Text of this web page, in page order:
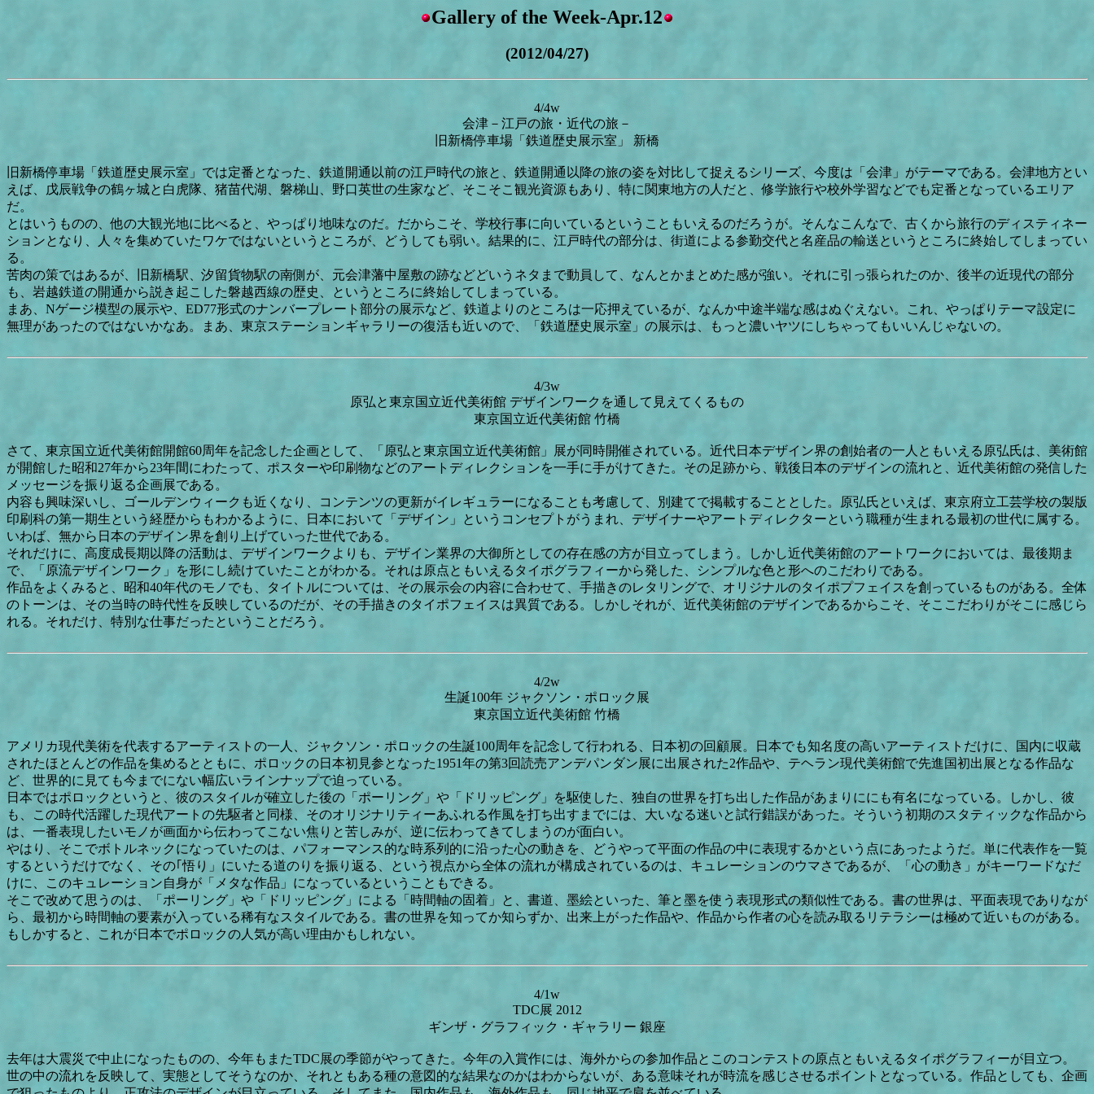
Gallery of the Week-Apr.12
(2012/04/27)
4/4w
会津－江戸の旅・近代の旅－
旧新橋停車場「鉄道歴史展示室」 新橋
旧新橋停車場「鉄道歴史展示室」では定番となった、鉄道開通以前の江戸時代の旅と、鉄道開通以降の旅の姿を対比して捉えるシリーズ、今度は「会津」がテーマである。会津地方とい
えば、戊辰戦争の鶴ヶ城と白虎隊、猪苗代湖、磐梯山、野口英世の生家など、そこそこ観光資源もあり、特に関東地方の人だと、修学旅行や校外学習などでも定番となっているエリア
だ。
とはいうものの、他の大観光地に比べると、やっぱり地味なのだ。だからこそ、学校行事に向いているということもいえるのだろうが。そんなこんなで、古くから旅行のディスティネー
ションとなり、人々を集めていたワケではないというところが、どうしても弱い。結果的に、江戸時代の部分は、街道による参勤交代と名産品の輸送というところに終始してしまってい
る。
苦肉の策ではあるが、旧新橋駅、汐留貨物駅の南側が、元会津藩中屋敷の跡などどいうネタまで動員して、なんとかまとめた感が強い。それに引っ張られたのか、後半の近現代の部分
も、岩越鉄道の開通から説き起こした磐越西線の歴史、というところに終始してしまっている。
まあ、Nゲージ模型の展示や、ED77形式のナンバープレート部分の展示など、鉄道よりのところは一応押えているが、なんか中途半端な感はぬぐえない。これ、やっぱりテーマ設定に
無理があったのではないかなあ。まあ、東京ステーションギャラリーの復活も近いので、「鉄道歴史展示室」の展示は、もっと濃いヤツにしちゃってもいいんじゃないの。
4/3w
原弘と東京国立近代美術館 デザインワークを通して見えてくるもの
東京国立近代美術館 竹橋
さて、東京国立近代美術館開館60周年を記念した企画として、「原弘と東京国立近代美術館」展が同時開催されている。近代日本デザイン界の創始者の一人ともいえる原弘氏は、美術館
が開館した昭和27年から23年間にわたって、ポスターや印刷物などのアートディレクションを一手に手がけてきた。その足跡から、戦後日本のデザインの流れと、近代美術館の発信した
メッセージを振り返る企画展である。
内容も興味深いし、ゴールデンウィークも近くなり、コンテンツの更新がイレギュラーになることも考慮して、別建てで掲載することとした。原弘氏といえば、東京府立工芸学校の製版
印刷科の第一期生という経歴からもわかるように、日本において「デザイン」というコンセプトがうまれ、デザイナーやアートディレクターという職種が生まれる最初の世代に属する。
いわば、無から日本のデザイン界を創り上げていった世代である。
それだけに、高度成長期以降の活動は、デザインワークよりも、デザイン業界の大御所としての存在感の方が目立ってしまう。しかし近代美術館のアートワークにおいては、最後期ま
で、「原流デザインワーク」を形にし続けていたことがわかる。それは原点ともいえるタイポグラフィーから発した、シンプルな色と形へのこだわりである。
作品をよくみると、昭和40年代のモノでも、タイトルについては、その展示会の内容に合わせて、手描きのレタリングで、オリジナルのタイポプフェイスを創っているものがある。全体
のトーンは、その当時の時代性を反映しているのだが、その手描きのタイポフェイスは異質である。しかしそれが、近代美術館のデザインであるからこそ、そここだわりがそこに感じら
れる。それだけ、特別な仕事だったということだろう。
4/2w
生誕100年 ジャクソン・ポロック展
東京国立近代美術館 竹橋
アメリカ現代美術を代表するアーティストの一人、ジャクソン・ポロックの生誕100周年を記念して行われる、日本初の回顧展。日本でも知名度の高いアーティストだけに、国内に収蔵
されたほとんどの作品を集めるとともに、ポロックの日本初見参となった1951年の第3回読売アンデパンダン展に出展された2作品や、テヘラン現代美術館で先進国初出展となる作品な
ど、世界的に見ても今までにない幅広いラインナップで迫っている。
日本ではポロックというと、彼のスタイルが確立した後の「ポーリング」や「ドリッピング」を駆使した、独自の世界を打ち出した作品があまりににも有名になっている。しかし、彼
も、この時代活躍した現代アートの先駆者と同様、そのオリジナリティーあふれる作風を打ち出すまでには、大いなる迷いと試行錯誤があった。そういう初期のスタティックな作品から
は、一番表現したいモノが画面から伝わってこない焦りと苦しみが、逆に伝わってきてしまうのが面白い。
やはり、そこでボトルネックになっていたのは、パフォーマンス的な時系列的に沿った心の動きを、どうやって平面の作品の中に表現するかという点にあったようだ。単に代表作を一覧
するというだけでなく、その｢悟り」にいたる道のりを振り返る、という視点から全体の流れが構成されているのは、キュレーションのウマさであるが、「心の動き」がキーワードなだ
けに、このキュレーション自身が「メタな作品」になっているということもできる。
そこで改めて思うのは、「ポーリング」や「ドリッピング」による「時間軸の固着」と、書道、墨絵といった、筆と墨を使う表現形式の類似性である。書の世界は、平面表現でありなが
ら、最初から時間軸の要素が入っている稀有なスタイルである。書の世界を知ってか知らずか、出来上がった作品や、作品から作者の心を読み取るリテラシーは極めて近いものがある。
もしかすると、これが日本でポロックの人気が高い理由かもしれない。
4/1w
TDC展 2012
ギンザ・グラフィック・ギャラリー 銀座
去年は大震災で中止になったものの、今年もまたTDC展の季節がやってきた。今年の入賞作には、海外からの参加作品とこのコンテストの原点ともいえるタイポグラフィーが目立つ。
世の中の流れを反映して、実態としてそうなのか、それともある種の意図的な結果なのかはわからないが、ある意味それが時流を感じさせるポイントとなっている。作品としても、企画